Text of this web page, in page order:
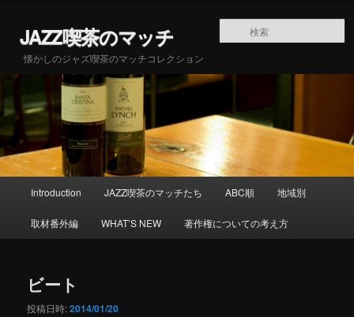
JAZZ喫茶のマッチ
懐かしのジャズ喫茶のマッチコレクション
Introduction JAZZ喫茶のマッチたち ABC順 地域別
取材番外編 WHAT’S NEW 著作権についての考え方
ビート
投稿日時:2014/01/20